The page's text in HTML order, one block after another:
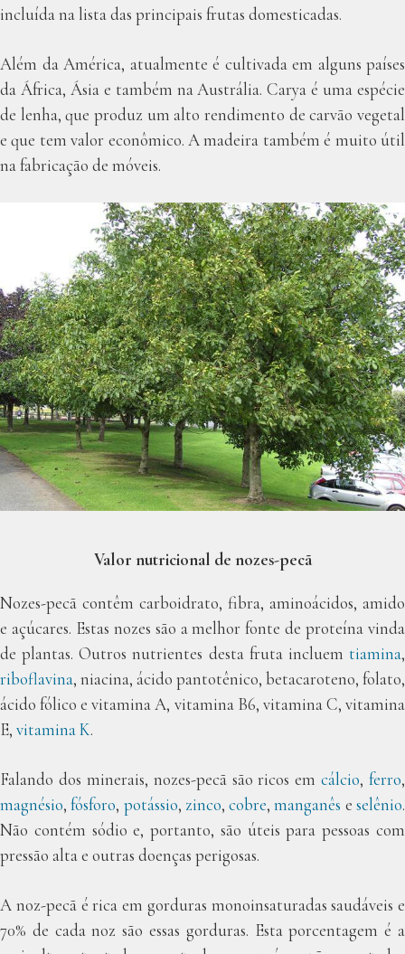
incluída na lista das principais frutas domesticadas.
Além da América, atualmente é cultivada em alguns países
da África, Ásia e também na Austrália. Carya é uma espécie
de lenha, que produz um alto rendimento de carvão vegetal
e que tem valor econômico. A madeira também é muito útil
na fabricação de móveis.
Valor nutricional de nozes-pecã
Nozes-pecã contêm carboidrato, fibra, aminoácidos, amido
e açúcares. Estas nozes são a melhor fonte de proteína vinda
de plantas. Outros nutrientes desta fruta incluem tiamina,
riboflavina, niacina, ácido pantotênico, betacaroteno, folato,
ácido fólico e vitamina A, vitamina B6, vitamina C, vitamina
E, vitamina K.
Falando dos minerais, nozes-pecã são ricos emcálcio, ferro,
magnésio,fósforo, potássio, zinco,cobre,manganês eselênio.
Não contém sódio e, portanto, são úteis para pessoas com
pressão alta e outras doenças perigosas.
A noz-pecã é rica em gorduras monoinsaturadas saudáveis e
70% de cada noz são essas gorduras. Esta porcentagem é a